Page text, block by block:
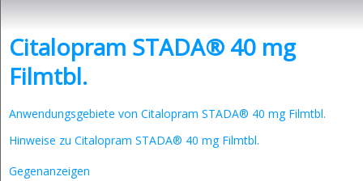
Citalopram STADA® 40 mg
Filmtbl.
Anwendungsgebiete von Citalopram STADA® 40 mg Filmtbl.
Hinweise zu Citalopram STADA® 40 mg Filmtbl.
Gegenanzeigen